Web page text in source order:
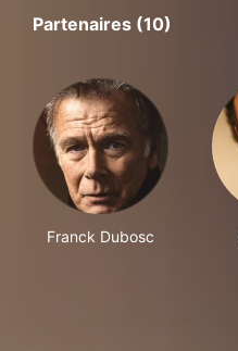
Partenaires (10)
Franck Dubosc